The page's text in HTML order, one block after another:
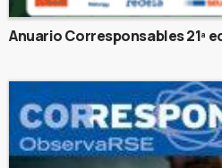
Anuario Corresponsables 21ª